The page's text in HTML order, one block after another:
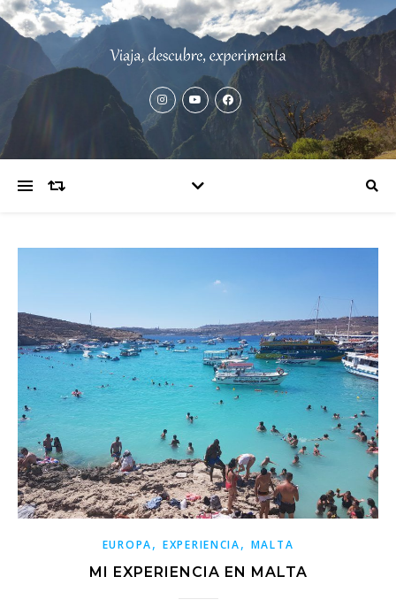
EUROPA, EXPERIENCIA, MALTA
MI EXPERIENCIA EN MALTA